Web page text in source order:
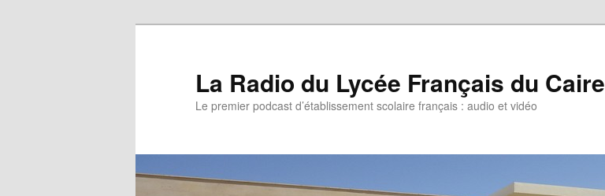
La Radio du Lycée Français du Caire
Le premier podcast d’établissement scolaire français : audio et vidéo